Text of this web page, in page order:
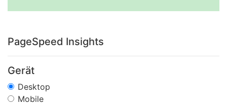
PageSpeed Insights
Gerät
Desktop
Mobile